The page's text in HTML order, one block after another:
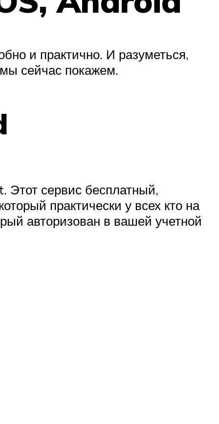
и практично. И разуметься,
сейчас покажем.
Этот сервис бесплатный,
практически у всех кто на
авторизован в вашей учетной